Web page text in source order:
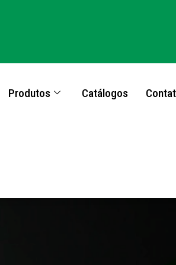
Produtos Catálogos